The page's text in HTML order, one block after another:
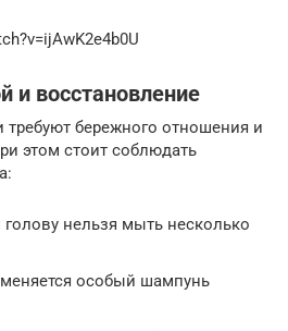
и восстановление
бережного отношения и
этом стоит соблюдать
нельзя мыть несколько
особый шампунь